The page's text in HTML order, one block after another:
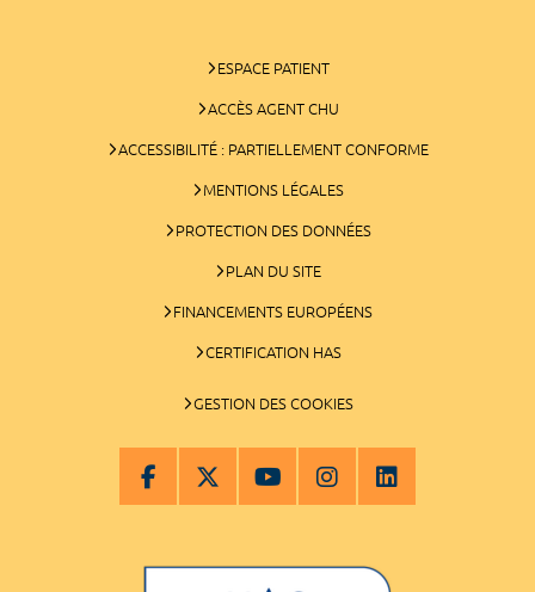
ESPACE PATIENT
ACCÈS AGENT CHU
ACCESSIBILITÉ : PARTIELLEMENT CONFORME
MENTIONS LÉGALES
PROTECTION DES DONNÉES
PLAN DU SITE
FINANCEMENTS EUROPÉENS
CERTIFICATION HAS
GESTION DES COOKIES